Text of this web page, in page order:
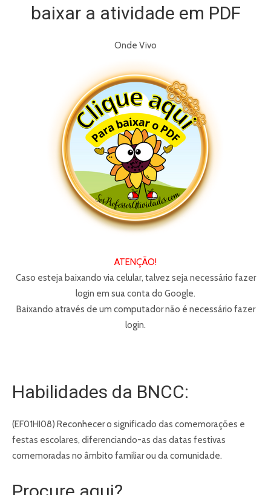
baixar a atividade em PDF
Onde Vivo
ATENÇÃO!
Caso esteja baixando via celular, talvez seja necessário fazer
login em sua conta do Google.
Baixando através de um computador não é necessário fazer
login.
Habilidades da BNCC:
(EF01HI08) Reconhecer o significado das comemorações e
festas escolares, diferenciando-as das datas festivas
comemoradas no âmbito familiar ou da comunidade.